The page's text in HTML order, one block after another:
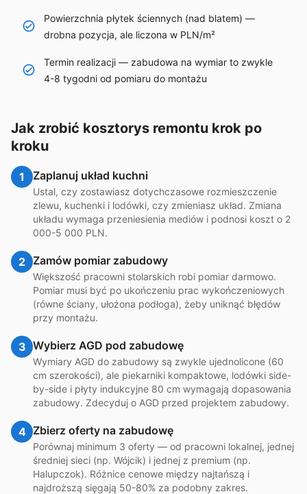
Powierzchnia płytek ściennych (nad blatem) —
drobna pozycja, ale liczona w PLN/m²
Termin realizacji — zabudowa na wymiar to zwykle
4-8 tygodni od pomiaru do montażu
Jak zrobić kosztorys remontu krok po
kroku
1 Zaplanuj układ kuchni
Ustal, czy zostawiasz dotychczasowe rozmieszczenie
zlewu, kuchenki i lodówki, czy zmieniasz układ. Zmiana
układu wymaga przeniesienia mediów i podnosi koszt o 2
000-5 000 PLN.
2 Zamów pomiar zabudowy
Większość pracowni stolarskich robi pomiar darmowo.
Pomiar musi być po ukończeniu prac wykończeniowych
(równe ściany, ułożona podłoga), żeby uniknąć błędów
przy montażu.
3 Wybierz AGD pod zabudowę
Wymiary AGD do zabudowy są zwykle ujednolicone (60
cm szerokości), ale piekarniki kompaktowe, lodówki side-
by-side i płyty indukcyjne 80 cm wymagają dopasowania
zabudowy. Zdecyduj o AGD przed projektem zabudowy.
4 Zbierz oferty na zabudowę
Porównaj minimum 3 oferty — od pracowni lokalnej, jednej
średniej sieci (np. Wójcik) i jednej z premium (np.
Halupczok). Różnice cenowe między najtańszą i
najdroższą sięgają 50-80% za podobny zakres.